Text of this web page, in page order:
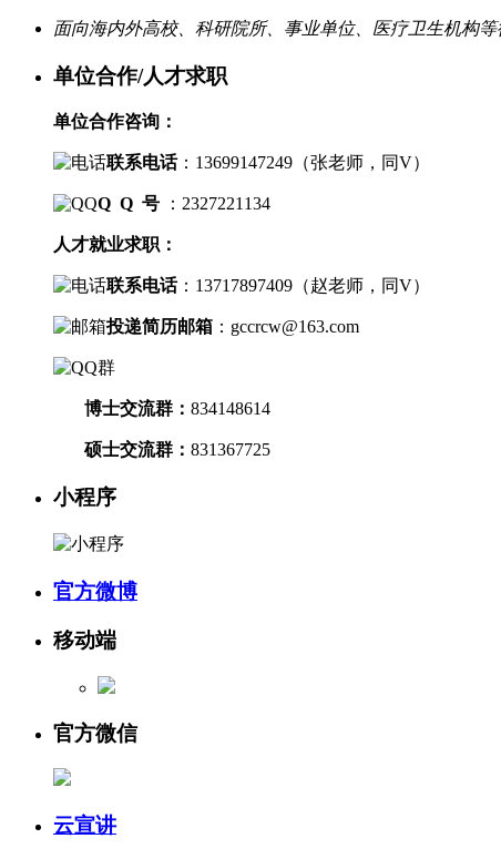
面向海内外高校、科研院所、事业单位、医疗卫生机构
单位合作/人才求职
单位合作咨询：
联系电话： 13699147249（张老师， 同V）
Q Q 号 ：2327221134
人才就业求职：
联系电话： 13717897409（赵老师， 同V）
投递简历邮箱 ： gccrcw@163.com
博士交流群 ： 834148614
硕士交流群： 831367725
小程序
官方微博
移动端
官方微信
云宣讲